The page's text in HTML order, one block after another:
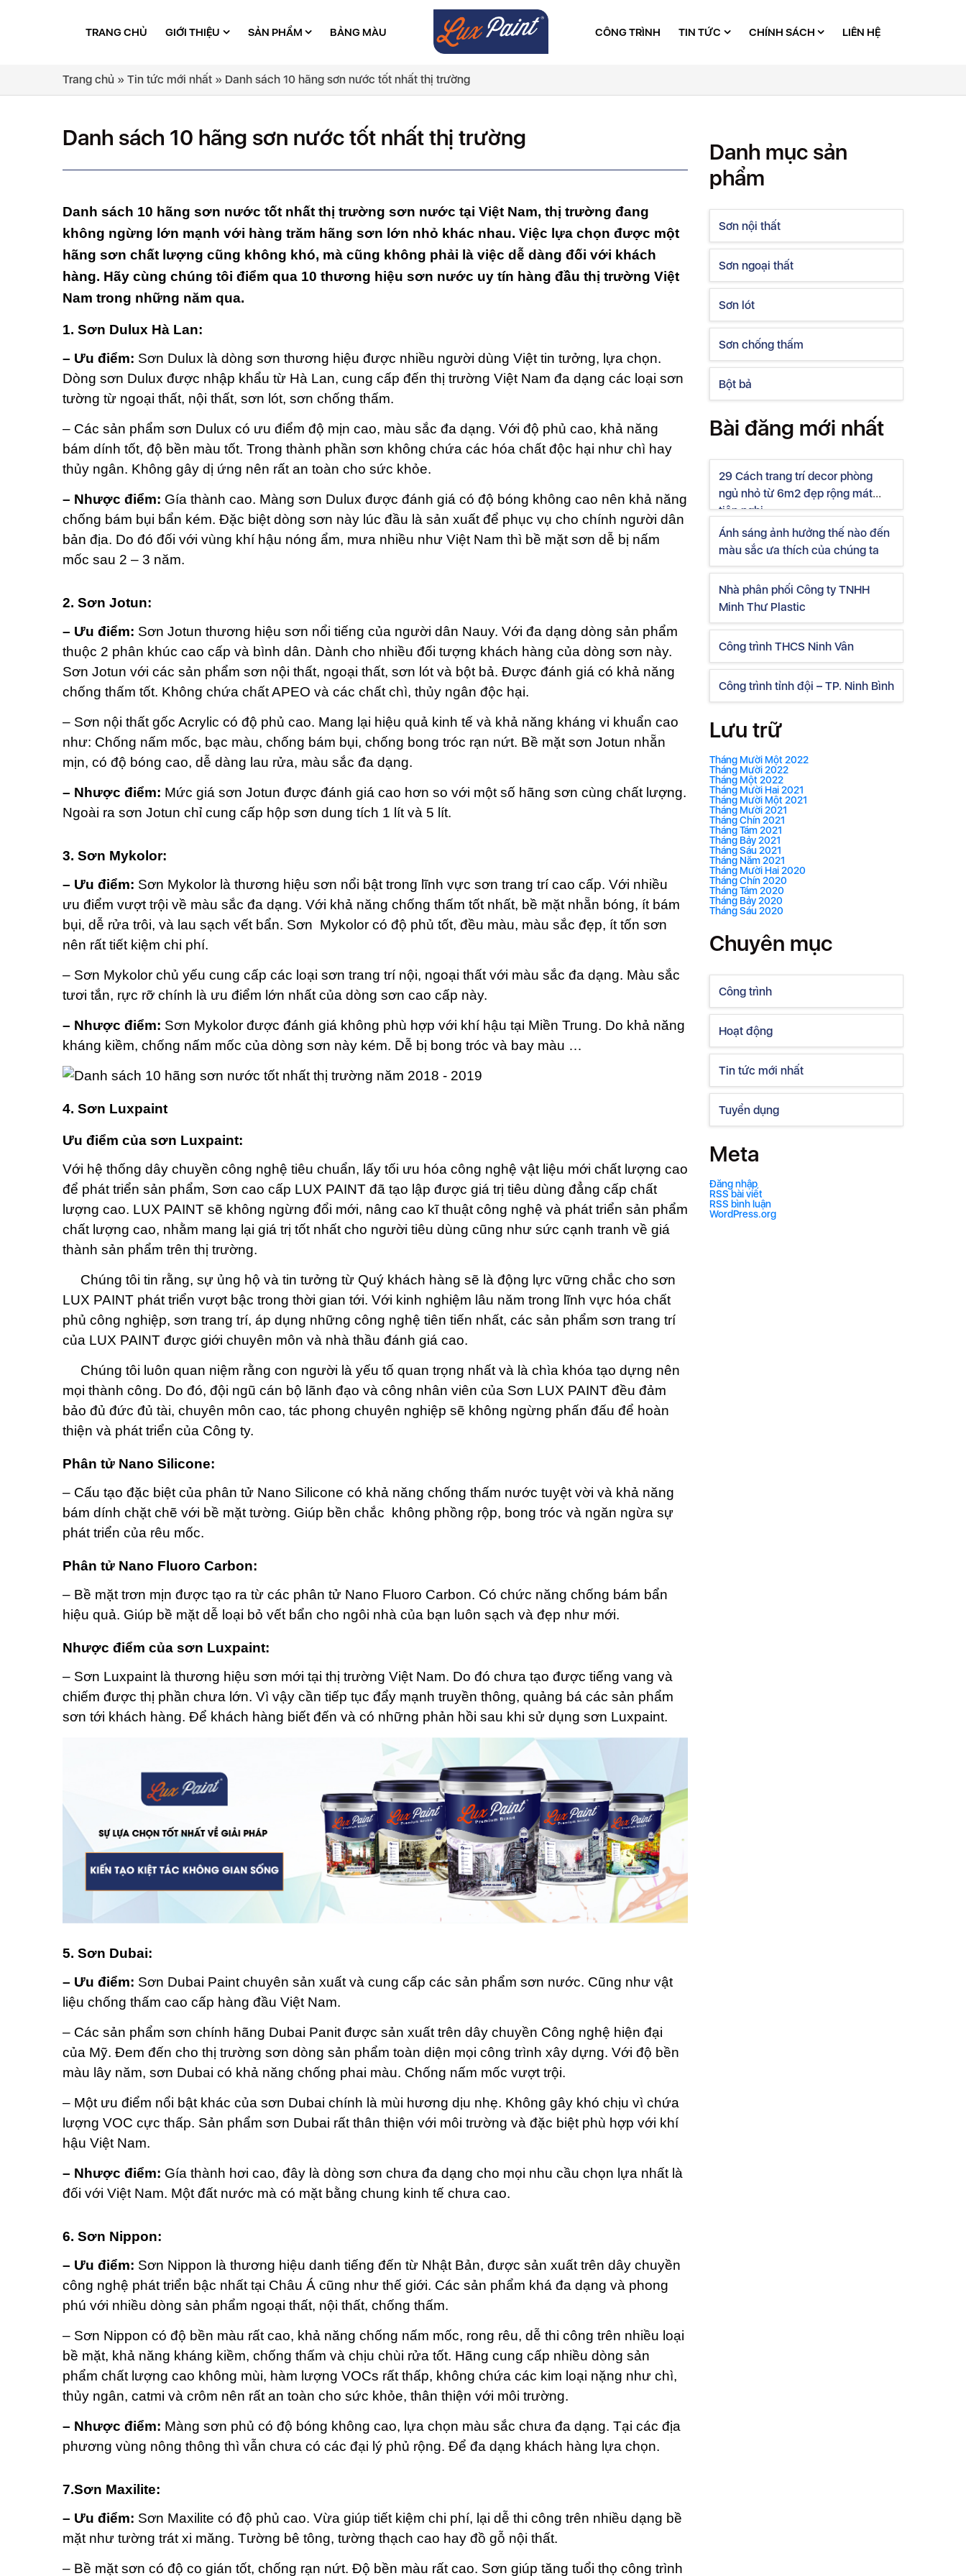
TRANG CHỦ GIỚI THIỆU SẢN PHẨM BẢNG MÀU CÔNG TRÌNH TIN TỨC CHÍNH SÁCH LIÊN HỆ
Trang chủ » Tin tức mới nhất » Danh sách 10 hãng sơn nước tốt nhất thị trường
Danh sách 10 hãng sơn nước tốt nhất thị trường
Danh sách 10 hãng sơn nước tốt nhất thị trường sơn nước tại Việt Nam, thị trường đang
không ngừng lớn mạnh với hàng trăm hãng sơn lớn nhỏ khác nhau. Việc lựa chọn được một
hãng sơn chất lượng cũng không khó, mà cũng không phải là việc dễ dàng đối với khách
hàng. Hãy cùng chúng tôi điểm qua 10 thương hiệu sơn nước uy tín hàng đầu thị trường Việt
Nam trong những năm qua.
1. Sơn Dulux Hà Lan:
– Ưu điểm: Sơn Dulux là dòng sơn thương hiệu được nhiều người dùng Việt tin tưởng, lựa chọn.
Dòng sơn Dulux được nhập khẩu từ Hà Lan, cung cấp đến thị trường Việt Nam đa dạng các loại sơn
tường từ ngoại thất, nội thất, sơn lót, sơn chống thấm.
– Các sản phẩm sơn Dulux có ưu điểm độ mịn cao, màu sắc đa dạng. Với độ phủ cao, khả năng
bám dính tốt, độ bền màu tốt. Trong thành phần sơn không chứa các hóa chất độc hại như chì hay
thủy ngân. Không gây dị ứng nên rất an toàn cho sức khỏe.
– Nhược điểm: Gía thành cao. Màng sơn Dulux được đánh giá có độ bóng không cao nên khả năng
chống bám bụi bẩn kém. Đặc biệt dòng sơn này lúc đầu là sản xuất để phục vụ cho chính người dân
bản địa. Do đó đối với vùng khí hậu nóng ẩm, mưa nhiều như Việt Nam thì bề mặt sơn dễ bị nấm
mốc sau 2 – 3 năm.
2. Sơn Jotun:
– Ưu điểm: Sơn Jotun thương hiệu sơn nổi tiếng của người dân Nauy. Với đa dạng dòng sản phẩm
thuộc 2 phân khúc cao cấp và bình dân. Dành cho nhiều đối tượng khách hàng của dòng sơn này.
Sơn Jotun với các sản phẩm sơn nội thất, ngoại thất, sơn lót và bột bả. Được đánh giá có khả năng
chống thấm tốt. Không chứa chất APEO và các chất chì, thủy ngân độc hại.
– Sơn nội thất gốc Acrylic có độ phủ cao. Mang lại hiệu quả kinh tế và khả năng kháng vi khuẩn cao
như: Chống nấm mốc, bạc màu, chống bám bụi, chống bong tróc rạn nứt. Bề mặt sơn Jotun nhẵn
mịn, có độ bóng cao, dễ dàng lau rửa, màu sắc đa dạng.
– Nhược điểm: Mức giá sơn Jotun được đánh giá cao hơn so với một số hãng sơn cùng chất lượng.
Ngoài ra sơn Jotun chỉ cung cấp hộp sơn dung tích 1 lít và 5 lít.
3. Sơn Mykolor:
– Ưu điểm: Sơn Mykolor là thương hiệu sơn nổi bật trong lĩnh vực sơn trang trí cao cấp. Với nhiều
ưu điểm vượt trội về màu sắc đa dạng. Với khả năng chống thấm tốt nhất, bề mặt nhẵn bóng, ít bám
bụi, dễ rửa trôi, và lau sạch vết bẩn. Sơn Mykolor có độ phủ tốt, đều màu, màu sắc đẹp, ít tốn sơn
nên rất tiết kiệm chi phí.
– Sơn Mykolor chủ yếu cung cấp các loại sơn trang trí nội, ngoại thất với màu sắc đa dạng. Màu sắc
tươi tắn, rực rỡ chính là ưu điểm lớn nhất của dòng sơn cao cấp này.
– Nhược điểm: Sơn Mykolor được đánh giá không phù hợp với khí hậu tại Miền Trung. Do khả năng
kháng kiềm, chống nấm mốc của dòng sơn này kém. Dễ bị bong tróc và bay màu …
4. Sơn Luxpaint
Ưu điểm của sơn Luxpaint:
Với hệ thống dây chuyền công nghệ tiêu chuẩn, lấy tối ưu hóa công nghệ vật liệu mới chất lượng cao
để phát triển sản phẩm, Sơn cao cấp LUX PAINT đã tạo lập được giá trị tiêu dùng đẳng cấp chất
lượng cao. LUX PAINT sẽ không ngừng đổi mới, nâng cao kĩ thuật công nghệ và phát triển sản phẩm
chất lượng cao, nhằm mang lại giá trị tốt nhất cho người tiêu dùng cũng như sức cạnh tranh về giá
thành sản phẩm trên thị trường.
Chúng tôi tin rằng, sự ủng hộ và tin tưởng từ Quý khách hàng sẽ là động lực vững chắc cho sơn
LUX PAINT phát triển vượt bậc trong thời gian tới. Với kinh nghiệm lâu năm trong lĩnh vực hóa chất
phủ công nghiệp, sơn trang trí, áp dụng những công nghệ tiên tiến nhất, các sản phẩm sơn trang trí
của LUX PAINT được giới chuyên môn và nhà thầu đánh giá cao.
Chúng tôi luôn quan niệm rằng con người là yếu tố quan trọng nhất và là chìa khóa tạo dựng nên
mọi thành công. Do đó, đội ngũ cán bộ lãnh đạo và công nhân viên của Sơn LUX PAINT đều đảm
bảo đủ đức đủ tài, chuyên môn cao, tác phong chuyên nghiệp sẽ không ngừng phấn đấu để hoàn
thiện và phát triển của Công ty.
Phân tử Nano Silicone:
– Cấu tạo đặc biệt của phân tử Nano Silicone có khả năng chống thấm nước tuyệt vời và khả năng
bám dính chặt chẽ với bề mặt tường. Giúp bền chắc không phồng rộp, bong tróc và ngăn ngừa sự
phát triển của rêu mốc.
Phân tử Nano Fluoro Carbon:
– Bề mặt trơn mịn được tạo ra từ các phân tử Nano Fluoro Carbon. Có chức năng chống bám bẩn
hiệu quả. Giúp bề mặt dễ loại bỏ vết bẩn cho ngôi nhà của bạn luôn sạch và đẹp như mới.
Nhược điểm của sơn Luxpaint:
– Sơn Luxpaint là thương hiệu sơn mới tại thị trường Việt Nam. Do đó chưa tạo được tiếng vang và
chiếm được thị phần chưa lớn. Vì vậy cần tiếp tục đẩy mạnh truyền thông, quảng bá các sản phẩm
sơn tới khách hàng. Để khách hàng biết đến và có những phản hồi sau khi sử dụng sơn Luxpaint.
5. Sơn Dubai:
– Ưu điểm: Sơn Dubai Paint chuyên sản xuất và cung cấp các sản phẩm sơn nước. Cũng như vật
liệu chống thấm cao cấp hàng đầu Việt Nam.
– Các sản phẩm sơn chính hãng Dubai Panit được sản xuất trên dây chuyền Công nghệ hiện đại
của Mỹ. Đem đến cho thị trường sơn dòng sản phẩm toàn diện mọi công trình xây dựng. Với độ bền
màu lây năm, sơn Dubai có khả năng chống phai màu. Chống nấm mốc vượt trội.
– Một ưu điểm nổi bật khác của sơn Dubai chính là mùi hương dịu nhẹ. Không gây khó chịu vì chứa
lượng VOC cực thấp. Sản phẩm sơn Dubai rất thân thiện với môi trường và đặc biệt phù hợp với khí
hậu Việt Nam.
– Nhược điểm: Gía thành hơi cao, đây là dòng sơn chưa đa dạng cho mọi nhu cầu chọn lựa nhất là
đối với Việt Nam. Một đất nước mà có mặt bằng chung kinh tế chưa cao.
6. Sơn Nippon:
– Ưu điểm: Sơn Nippon là thương hiệu danh tiếng đến từ Nhật Bản, được sản xuất trên dây chuyền
công nghệ phát triển bậc nhất tại Châu Á cũng như thế giới. Các sản phẩm khá đa dạng và phong
phú với nhiều dòng sản phẩm ngoại thất, nội thất, chống thấm.
– Sơn Nippon có độ bền màu rất cao, khả năng chống nấm mốc, rong rêu, dễ thi công trên nhiều loại
bề mặt, khả năng kháng kiềm, chống thấm và chịu chùi rửa tốt. Hãng cung cấp nhiều dòng sản
phẩm chất lượng cao không mùi, hàm lượng VOCs rất thấp, không chứa các kim loại nặng như chì,
thủy ngân, catmi và crôm nên rất an toàn cho sức khỏe, thân thiện với môi trường.
– Nhược điểm: Màng sơn phủ có độ bóng không cao, lựa chọn màu sắc chưa đa dạng. Tại các địa
phương vùng nông thông thì vẫn chưa có các đại lý phủ rộng. Để đa dạng khách hàng lựa chọn.
7.Sơn Maxilite:
– Ưu điểm: Sơn Maxilite có độ phủ cao. Vừa giúp tiết kiệm chi phí, lại dễ thi công trên nhiều dạng bề
mặt như tường trát xi măng. Tường bê tông, tường thạch cao hay đồ gỗ nội thất.
– Bề mặt sơn có độ co gián tốt, chống rạn nứt. Độ bền màu rất cao. Sơn giúp tăng tuổi thọ công trình
Danh mục sản
phẩm
Sơn nội thất
Sơn ngoại thất
Sơn lót
Sơn chống thấm
Bột bả
Bài đăng mới nhất
29 Cách trang trí decor phòng
ngủ nhỏ từ 6m2 đẹp rộng mát
tiện nghi
Ánh sáng ảnh hưởng thế nào đến
màu sắc ưa thích của chúng ta
Nhà phân phối Công ty TNHH
Minh Thư Plastic
Công trình THCS Ninh Vân
Công trình tỉnh đội – TP. Ninh Bình
Lưu trữ
Tháng Mười Một 2022
Tháng Mười 2022
Tháng Một 2022
Tháng Mười Hai 2021
Tháng Mười Một 2021
Tháng Mười 2021
Tháng Chín 2021
Tháng Tám 2021
Tháng Bảy 2021
Tháng Sáu 2021
Tháng Năm 2021
Tháng Mười Hai 2020
Tháng Chín 2020
Tháng Tám 2020
Tháng Bảy 2020
Tháng Sáu 2020
Chuyên mục
Công trình
Hoạt động
Tin tức mới nhất
Tuyển dụng
Meta
Đăng nhập
RSS bài viết
RSS bình luận
WordPress.org